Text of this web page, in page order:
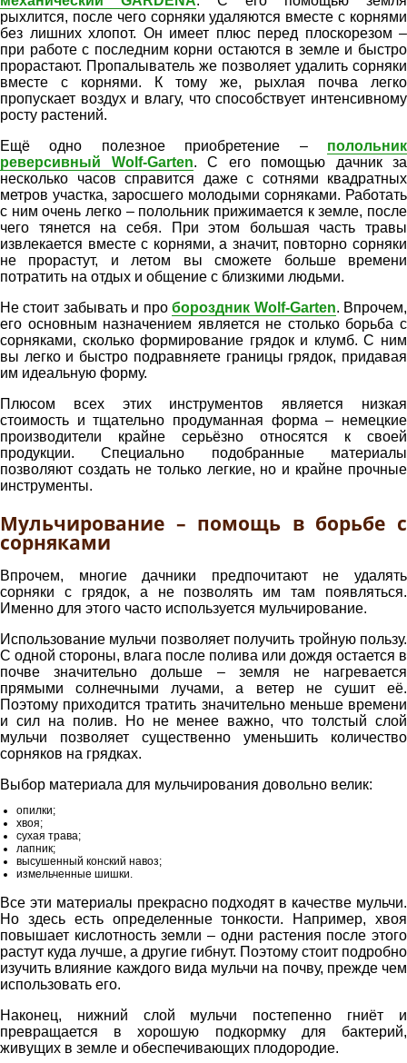
рыхлится, после чего сорняки удаляются вместе с корнями
без лишних хлопот. Он имеет плюс перед плоскорезом –
при работе с последним корни остаются в земле и быстро
прорастают. Пропалыватель же позволяет удалить сорняки
вместе с корнями. К тому же, рыхлая почва легко
пропускает воздух и влагу, что способствует интенсивному
росту растений.
Ещё одно полезное приобретение – полольник
реверсивный Wolf-Garten. С его помощью дачник за
несколько часов справится даже с сотнями квадратных
метров участка, заросшего молодыми сорняками. Работать
с ним очень легко – полольник прижимается к земле, после
чего тянется на себя. При этом большая часть травы
извлекается вместе с корнями, а значит, повторно сорняки
не прорастут, и летом вы сможете больше времени
потратить на отдых и общение с близкими людьми.
Не стоит забывать и пробороздник Wolf-Garten. Впрочем,
его основным назначением является не столько борьба с
сорняками, сколько формирование грядок и клумб. С ним
вы легко и быстро подравняете границы грядок, придавая
им идеальную форму.
Плюсом всех этих инструментов является низкая
стоимость и тщательно продуманная форма – немецкие
производители крайне серьёзно относятся к своей
продукции. Специально подобранные материалы
позволяют создать не только легкие, но и крайне прочные
инструменты.
Мульчирование – помощь в борьбе с
сорняками
Впрочем, многие дачники предпочитают не удалять
сорняки с грядок, а не позволять им там появляться.
Именно для этого часто используется мульчирование.
Использование мульчи позволяет получить тройную пользу.
С одной стороны, влага после полива или дождя остается в
почве значительно дольше – земля не нагревается
прямыми солнечными лучами, а ветер не сушит её.
Поэтому приходится тратить значительно меньше времени
и сил на полив. Но не менее важно, что толстый слой
мульчи позволяет существенно уменьшить количество
сорняков на грядках.
Выбор материала для мульчирования довольно велик:
опилки;
хвоя;
сухая трава;
лапник;
высушенный конский навоз;
измельченные шишки.
Все эти материалы прекрасно подходят в качестве мульчи.
Но здесь есть определенные тонкости. Например, хвоя
повышает кислотность земли – одни растения после этого
растут куда лучше, а другие гибнут. Поэтому стоит подробно
изучить влияние каждого вида мульчи на почву, прежде чем
использовать его.
Наконец, нижний слой мульчи постепенно гниёт и
превращается в хорошую подкормку для бактерий,
живущих в земле и обеспечивающих плодородие.